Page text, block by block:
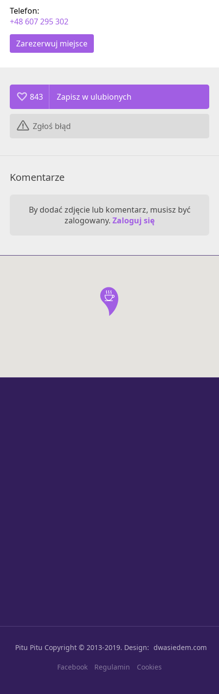
Telefon:
+48 607 295 302
Zarezerwuj miejsce
843
Zgłoś błąd
Komentarze
By dodać zdjęcie lub komentarz, musisz być
zalogowany. Zaloguj się
Pitu Pitu Copyright © 2013-2019. Design: dwasiedem.com
Facebook Regulamin Cookies